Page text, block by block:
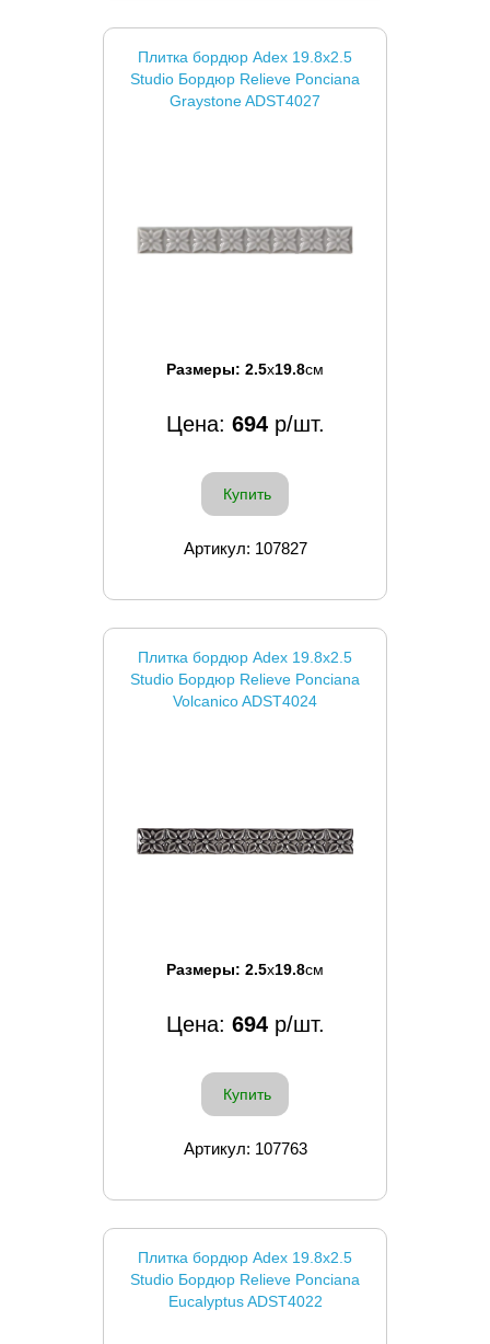
Плитка бордюр Adex 19.8x2.5
Studio Бордюр Relieve Ponciana
Graystone ADST4027
Размеры: 2.5x19.8см
Цена: 694р/шт.
Купить
Артикул: 107827
Плитка бордюр Adex 19.8x2.5
Studio Бордюр Relieve Ponciana
Volcanico ADST4024
Размеры: 2.5x19.8см
Цена: 694р/шт.
Купить
Артикул: 107763
Плитка бордюр Adex 19.8x2.5
Studio Бордюр Relieve Ponciana
Eucalyptus ADST4022